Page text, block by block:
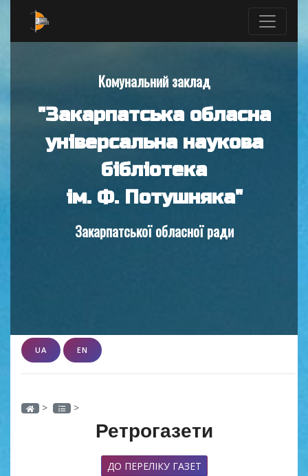
Комунальний заклад
"Закарпатська обласна
універсальна наукова
бібліотека
ім. Ф. Потушняка"
Закарпатської обласної ради
UA EN
> >
Ретрогазети
ДО ПЕРЕЛІКУ ГАЗЕТ